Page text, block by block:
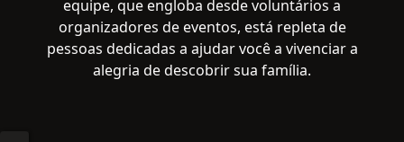
equipe, que engloba desde voluntários a
organizadores de eventos, está repleta de
pessoas dedicadas a ajudar você a vivenciar a
alegria de descobrir sua família.